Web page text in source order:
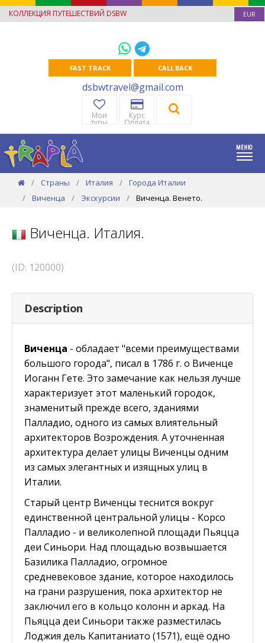
КОЛЛЕКЦИЯ ПУТЕШЕСТВИЙ DSBW EUR
FAST TRACK CALL BACK
dsbwtravel@gmail.com
Мои
туры
Курс
Оплата
Страны Италия
Города Италии
Виченца
Экскурсии Виченца. Венето.
Виченца. Италия.
(ID: 120000)
Description
Виченца - обладает "всеми преимуществами
большого города", писал в 1786 г. о Виченце
Иоганн Гете. Это замечание как нельзя лучше
характеризует этот маленький городок,
знаменитый прежде всего, зданиями
Палладио, одного из самых влиятельный
архитекторов Возрождения. А уточненная
архитектура делает улицы Виченцы одним
из самых элегантных и изящных улиц в
Италии.
Старый центр Виченцы теснится вокруг
единственной центральной улицы - Корсо
Палладио - и великолепной площади Пьяцца
деи Синьори. Над площадью возвышается
Базилика Палладио, огромное
средневековое здание, которое находилось
на грани разрушения, пока архитектор не
заключил его в кольцо колонн и аркад. На
Пьяцца деи Синьори также разместилась
Лоджия дель Капитаниато (1571), ещё одно